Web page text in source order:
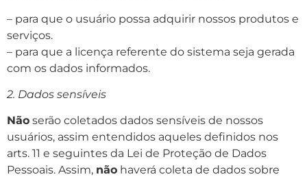
– para que o usuário possa adquirir nossos produtos e
serviços.
– para que a licença referente do sistema seja gerada
com os dados informados.
2. Dados sensíveis
Não serão coletados dados sensíveis de nossos
usuários, assim entendidos aqueles definidos nos
arts. 11 e seguintes da Lei de Proteção de Dados
Pessoais. Assim, não haverá coleta de dados sobre